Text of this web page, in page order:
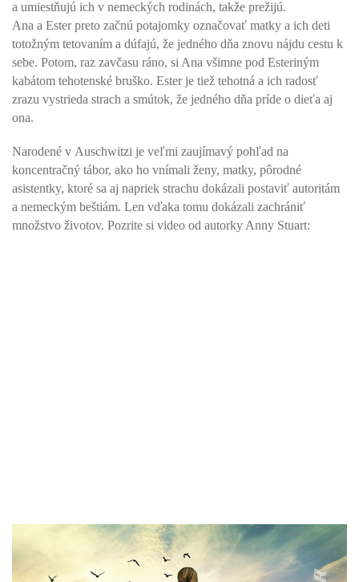
a umiestňujú ich v nemeckých rodinách, takže prežijú.
Ana a Ester preto začnú potajomky označovať matky a ich deti
totožným tetovaním a dúfajú, že jedného dňa znovu nájdu cestu k
sebe. Potom, raz zavčasu ráno, si Ana všimne pod Esteriným
kabátom tehotenské bruško. Ester je tiež tehotná a ich radosť
zrazu vystrieda strach a smútok, že jedného dňa príde o dieťa aj
ona.
Narodené v Auschwitzi je veľmi zaujímavý pohľad na
koncentračný tábor, ako ho vnímali ženy, matky, pôrodné
asistentky, ktoré sa aj napriek strachu dokázali postaviť autoritám
a nemeckým beštiám. Len vďaka tomu dokázali zachrániť
množstvo životov. Pozrite si video od autorky Anny Stuart: